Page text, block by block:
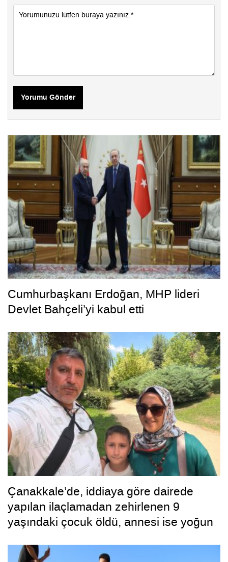
Yorumu Gönder
Cumhurbaşkanı Erdoğan, MHP lideri
Devlet Bahçeli’yi kabul etti
Çanakkale’de, iddiaya göre dairede
yapılan ilaçlamadan zehirlenen 9
yaşındaki çocuk öldü, annesi ise yoğun